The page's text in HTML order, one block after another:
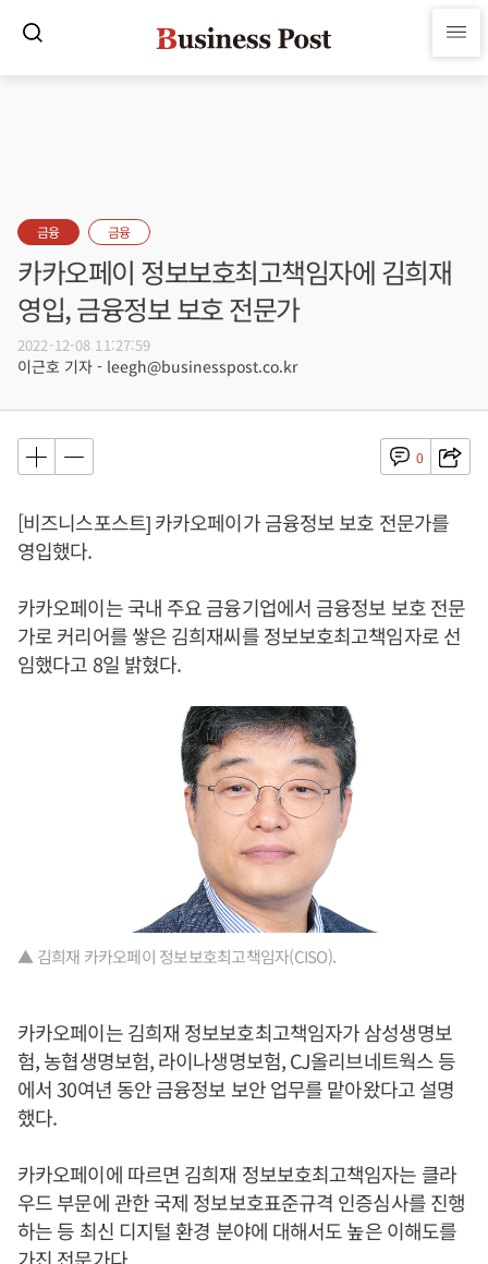
금융 금융
카카오페이 정보보호최고책임자에 김희재
영입, 금융정보 보호 전문가
2022-12-08 11:27:59
이근호 기자 - leegh@businesspost.co.kr
0
[비즈니스포스트] 카카오페이가 금융정보 보호 전문가를
영입했다.
카카오페이는 국내 주요 금융기업에서 금융정보 보호 전문
가로 커리어를 쌓은 김희재씨를 정보보호최고책임자로 선
임했다고 8일 밝혔다.
▲ 김희재 카카오페이 정보보호최고책임자(CISO).
카카오페이는 김희재 정보보호최고책임자가 삼성생명보
험, 농협생명보험, 라이나생명보험, CJ올리브네트웍스 등
에서 30여년 동안 금융정보 보안 업무를 맡아왔다고 설명
했다.
카카오페이에 따르면 김희재 정보보호최고책임자는 클라
우드 부문에 관한 국제 정보보호표준규격 인증심사를 진행
하는 등 최신 디지털 환경 분야에 대해서도 높은 이해도를